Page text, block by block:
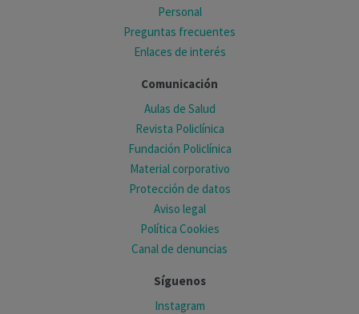
Personal
Preguntas frecuentes
Enlaces de interés
Comunicación
Aulas de Salud
Revista Policlínica
Fundación Policlínica
Material corporativo
Protección de datos
Aviso legal
Política Cookies
Canal de denuncias
Síguenos
Instagram